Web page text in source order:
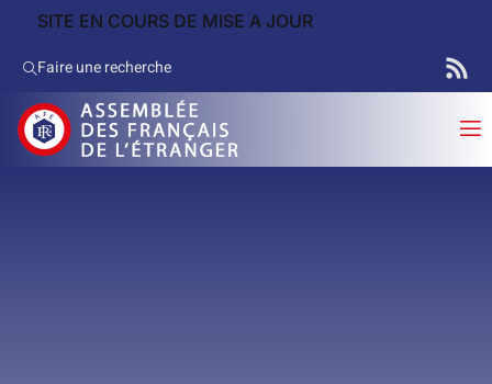
SITE EN COURS DE MISE A JOUR
Faire une recherche